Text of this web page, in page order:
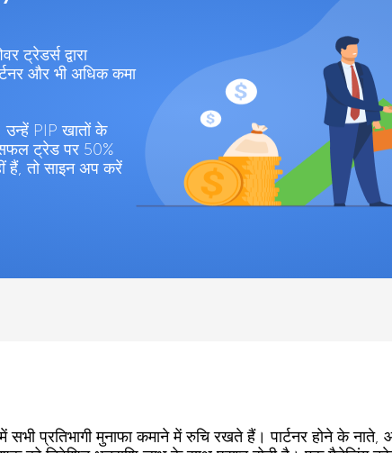
ट्रेडर्स द्वारा
और भी अधिक कमा
PIP खातों के
ट्रेड पर 50%
हैं, तो साइन अप करें
प्रतिभागी मुनाफा कमाने में रुचि रखते हैं। पार्टनर होने के नाते,